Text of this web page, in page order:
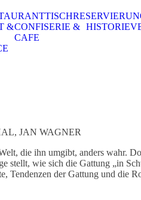
&CONFISERIE &
CAFE
HISTORIE
JAN WAGNER
die ihn umgibt, anders wahr.
stellt, wie sich die Gattung „in
der Gattung und die